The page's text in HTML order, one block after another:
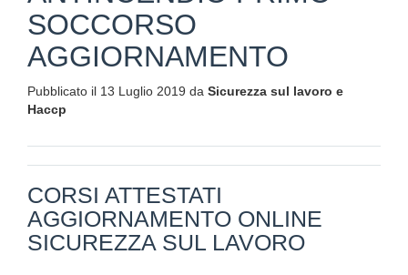
SOCCORSO
AGGIORNAMENTO
Pubblicato il 13 Luglio 2019 da Sicurezza sul lavoro e
Haccp
CORSI ATTESTATI
AGGIORNAMENTO ONLINE
SICUREZZA SUL LAVORO